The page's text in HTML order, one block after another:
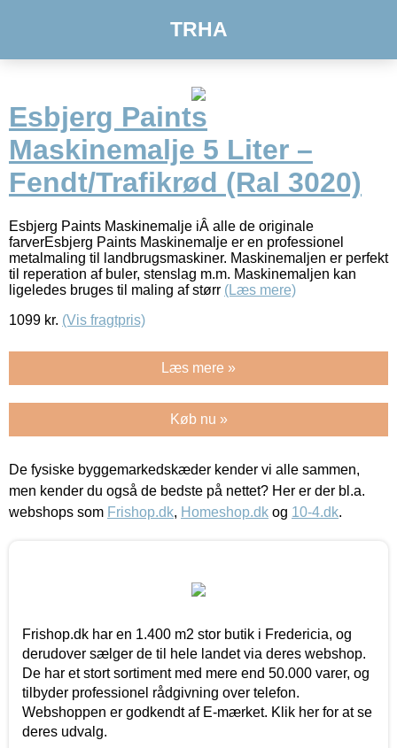
TRHA
Esbjerg Paints
Maskinemalje 5 Liter –
Fendt/Trafikrød (Ral 3020)
Esbjerg Paints Maskinemalje iÂ alle de originale
farverEsbjerg Paints Maskinemalje er en professionel
metalmaling til landbrugsmaskiner. Maskinemaljen er perfekt
til reperation af buler, stenslag m.m. Maskinemaljen kan
ligeledes bruges til maling af størr (Læs mere)
1099 kr. (Vis fragtpris)
Læs mere »
Køb nu »
De fysiske byggemarkedskæder kender vi alle sammen,
men kender du også de bedste på nettet? Her er der bl.a.
webshops som Frishop.dk, Homeshop.dk og 10-4.dk.
Frishop.dk har en 1.400 m2 stor butik i Fredericia, og
derudover sælger de til hele landet via deres webshop.
De har et stort sortiment med mere end 50.000 varer, og
tilbyder professionel rådgivning over telefon.
Webshoppen er godkendt af E-mærket. Klik her for at se
deres udvalg.